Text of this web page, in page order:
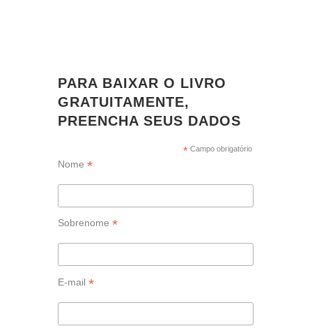
PARA BAIXAR O LIVRO
GRATUITAMENTE,
PREENCHA SEUS DADOS
* Campo obrigatório
Nome *
Sobrenome *
E-mail *